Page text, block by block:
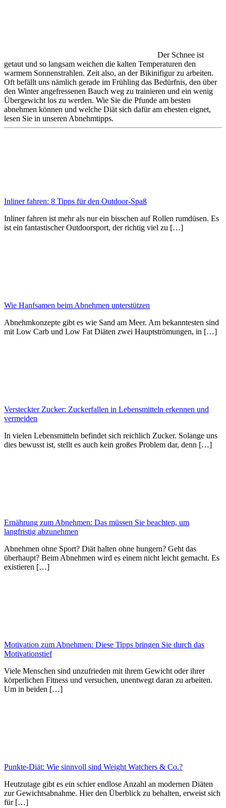
Der Schnee ist
getaut und so langsam weichen die kalten Temperaturen den
warmem Sonnenstrahlen. Zeit also, an der Bikinifigur zu arbeiten.
Oft befällt uns nämlich gerade im Frühling das Bedürfnis, den über
den Winter angefressenen Bauch weg zu trainieren und ein wenig
Übergewicht los zu werden. Wie Sie die Pfunde am besten
abnehmen können und welche Diät sich dafür am ehesten eignet,
lesen Sie in unseren Abnehmtipps.
Inliner fahren: 8 Tipps für den Outdoor-Spaß
Inliner fahren ist mehr als nur ein bisschen auf Rollen rumdüsen. Es
ist ein fantastischer Outdoorsport, der richtig viel zu […]
Wie Hanfsamen beim Abnehmen unterstützen
Abnehmkonzepte gibt es wie Sand am Meer. Am bekanntesten sind
mit Low Carb und Low Fat Diäten zwei Hauptströmungen, in […]
Versteckter Zucker: Zuckerfallen in Lebensmitteln erkennen und
vermeiden
In vielen Lebensmitteln befindet sich reichlich Zucker. Solange uns
dies bewusst ist, stellt es auch kein großes Problem dar, denn […]
Ernährung zum Abnehmen: Das müssen Sie beachten, um
langfristig abzunehmen
Abnehmen ohne Sport? Diät halten ohne hungern? Geht das
überhaupt? Beim Abnehmen wird es einem nicht leicht gemacht. Es
existieren […]
Motivation zum Abnehmen: Diese Tipps bringen Sie durch das
Motivationstief
Viele Menschen sind unzufrieden mit ihrem Gewicht oder ihrer
körperlichen Fitness und versuchen, unentwegt daran zu arbeiten.
Um in beiden […]
Punkte-Diät: Wie sinnvoll sind Weight Watchers & Co.?
Heutzutage gibt es ein schier endlose Anzahl an modernen Diäten
zur Gewichtsabnahme. Hier den Überblick zu behalten, erweist sich
für […]